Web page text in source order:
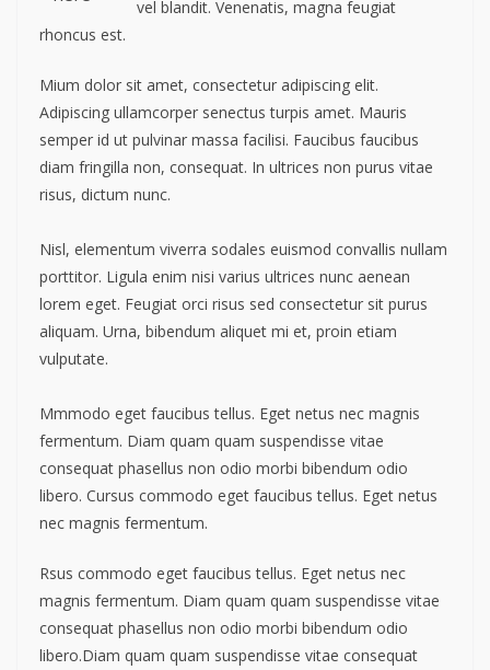
vel blandit. Venenatis, magna feugiat
rhoncus est.
Mium dolor sit amet, consectetur adipiscing elit.
Adipiscing ullamcorper senectus turpis amet. Mauris
semper id ut pulvinar massa facilisi. Faucibus faucibus
diam fringilla non, consequat. In ultrices non purus vitae
risus, dictum nunc.
Nisl, elementum viverra sodales euismod convallis nullam
porttitor. Ligula enim nisi varius ultrices nunc aenean
lorem eget. Feugiat orci risus sed consectetur sit purus
aliquam. Urna, bibendum aliquet mi et, proin etiam
vulputate.
Mmmodo eget faucibus tellus. Eget netus nec magnis
fermentum. Diam quam quam suspendisse vitae
consequat phasellus non odio morbi bibendum odio
libero. Cursus commodo eget faucibus tellus. Eget netus
nec magnis fermentum.
Rsus commodo eget faucibus tellus. Eget netus nec
magnis fermentum. Diam quam quam suspendisse vitae
consequat phasellus non odio morbi bibendum odio
libero.Diam quam quam suspendisse vitae consequat